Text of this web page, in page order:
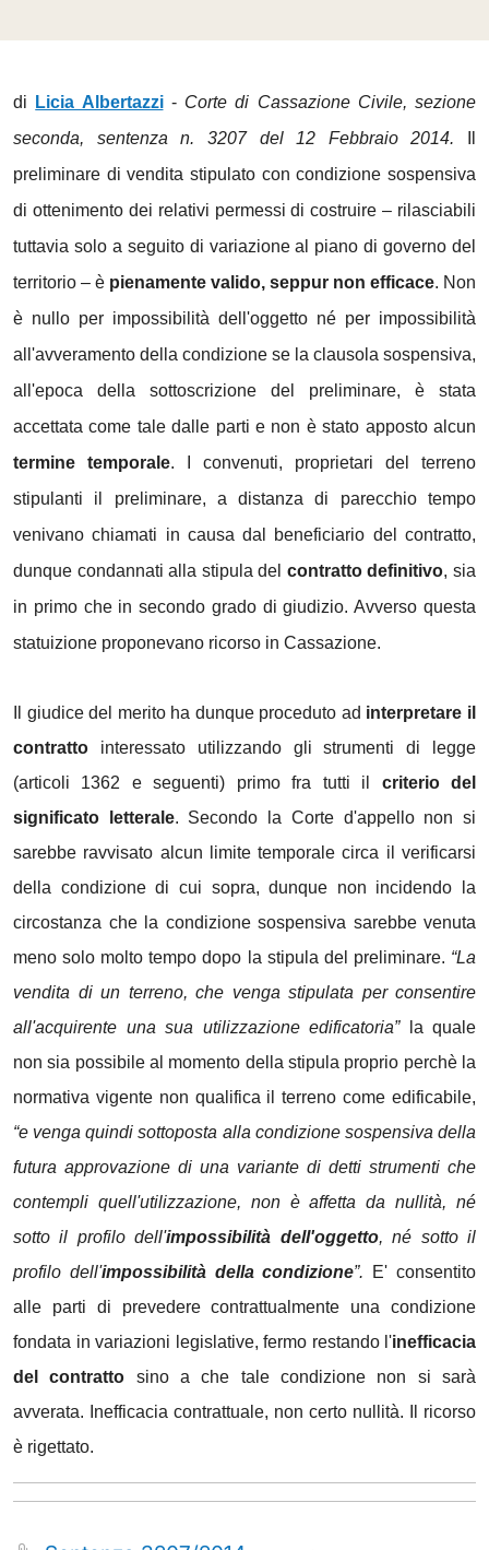
di Licia Albertazzi- Corte di Cassazione Civile, sezione
seconda, sentenza n. 3207 del 12 Febbraio 2014.
preliminare di vendita stipulato con condizione sospensiva
di ottenimento dei relativi permessi di costruire – rilasciabili
tuttavia solo a seguito di variazione al piano di governo del
territorio – è pienamente valido, seppur non efficace. Non
è nullo per impossibilità dell'oggetto né per impossibilità
all'avveramento della condizione se la clausola sospensiva,
all'epoca della sottoscrizione del preliminare, è stata
accettata come tale dalle parti e non è stato apposto alcun
termine temporale. I convenuti, proprietari del terreno
stipulanti il preliminare, a distanza di parecchio tempo
venivano chiamati in causa dal beneficiario del contratto,
dunque condannati alla stipula del contratto definitivo, sia
in primo che in secondo grado di giudizio. Avverso questa
statuizione proponevano ricorso in Cassazione.
Il giudice del merito ha dunque proceduto ad interpretare il
contratto interessato utilizzando gli strumenti di legge
(articoli 1362 e seguenti) primo fra tutti il criterio del
significato letterale. Secondo la Corte d'appello non si
sarebbe ravvisato alcun limite temporale circa il verificarsi
della condizione di cui sopra, dunque non incidendo la
circostanza che la condizione sospensiva sarebbe venuta
meno solo molto tempo dopo la stipula del preliminare. “La
vendita di un terreno, che venga stipulata per consentire
all'acquirente una sua utilizzazione edificatoria”la quale
non sia possibile al momento della stipula proprio perchè la
normativa vigente non qualifica il terreno come edificabile,
“e venga quindi sottoposta alla condizione sospensiva della
futura approvazione di una variante di detti strumenti che
contempli quell'utilizzazione, non è affetta da nullità, né
sotto il profilo dell'impossibilità dell'oggetto, né sotto il
profilo dell'impossibilità della condizione”. E' consentito
alle parti di prevedere contrattualmente una condizione
fondata in variazioni legislative, fermo restando l'inefficacia
del contratto sino a che tale condizione non si sarà
avverata. Inefficacia contrattuale, non certo nullità. Il ricorso
è rigettato.